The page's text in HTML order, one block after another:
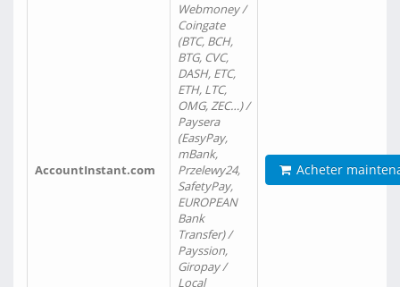
AccountInstant.com
Webmoney /
Coingate
(BTC, BCH,
BTG, CVC,
DASH, ETC,
ETH, LTC,
OMG, ZEC…) /
Paysera
(EasyPay,
mBank,
Przelewy24,
SafetyPay,
EUROPEAN
Bank
Transfer) /
Payssion,
Giropay /
Local
Acheter